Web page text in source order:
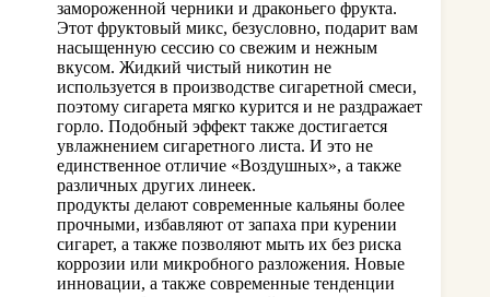
замороженной черники и драконьего фрукта.
Этот фруктовый микс, безусловно, подарит вам
насыщенную сессию со свежим и нежным
вкусом. Жидкий чистый никотин не
используется в производстве сигаретной смеси,
поэтому сигарета мягко курится и не раздражает
горло. Подобный эффект также достигается
увлажнением сигаретного листа. И это не
единственное отличие «Воздушных», а также
различных других линеек.
продукты делают современные кальяны более
прочными, избавляют от запаха при курении
сигарет, а также позволяют мыть их без риска
коррозии или микробного разложения. Новые
инновации, а также современные тенденции